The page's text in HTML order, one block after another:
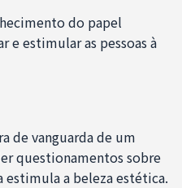
do papel
e estimular as pessoas à
de vanguarda de um
questionamentos sobre
estimula a beleza estética.